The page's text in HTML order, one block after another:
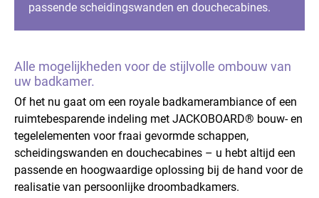
passende scheidingswanden en douchecabines.
Alle mogelijkheden voor de stijlvolle ombouw van
uw badkamer.
Of het nu gaat om een royale badkamerambiance of een
ruimtebesparende indeling met JACKOBOARD® bouw- en
tegelelementen voor fraai gevormde schappen,
scheidingswanden en douchecabines – u hebt altijd een
passende en hoogwaardige oplossing bij de hand voor de
realisatie van persoonlijke droombadkamers.